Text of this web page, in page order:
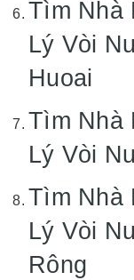
Tìm Nhà
Lý Vòi
Huoai
Tìm Nhà
Lý Vòi
Tìm Nhà
Lý Vòi
Rông